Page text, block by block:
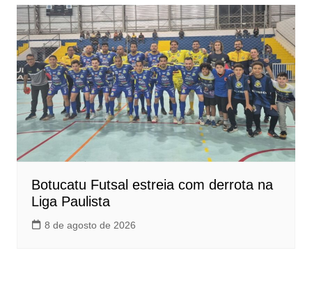
Botucatu Futsal estreia com derrota na
Liga Paulista
8 de agosto de 2026